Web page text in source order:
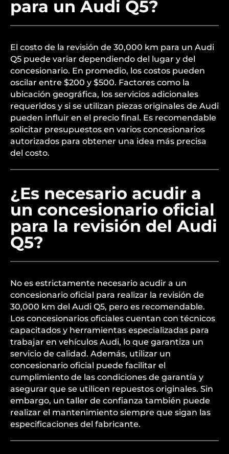
para un Audi Q5?
El costo de la revisión de 30,000 km para un Audi
Q5 puede variar dependiendo del lugar y del
concesionario. En promedio, los costos pueden
oscilar entre $200 y $500. Factores como la
ubicación geográfica, los servicios adicionales
requeridos y si se utilizan piezas originales de Audi
pueden influir en el precio final. Es recomendable
solicitar presupuestos en varios concesionarios
autorizados para obtener una idea más precisa
del costo.
¿Es necesario acudir a
un concesionario oficial
para la revisión del Audi
Q5?
No es estrictamente necesario acudir a un
concesionario oficial para realizar la revisión de
30,000 km del Audi Q5, pero es recomendable.
Los concesionarios oficiales cuentan con técnicos
capacitados y herramientas especializadas para
trabajar en vehículos Audi, lo que garantiza un
servicio de calidad. Además, utilizar un
concesionario oficial puede facilitar el
cumplimiento de las condiciones de garantía y
asegurar que se utilicen repuestos originales. Sin
embargo, un taller de confianza también puede
realizar el mantenimiento siempre que sigan las
especificaciones del fabricante.